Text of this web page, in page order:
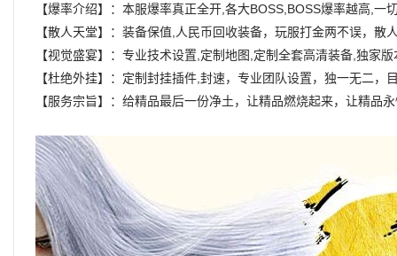
【爆率介绍】：本服爆率真正全开,各大BOSS,BOSS爆率越高,一
【散人天堂】：装备保值,人民币回收装备，玩服打金两不误，散
【视觉盛宴】：专业技术设置,定制地图,定制全套高清装备,独家
【杜绝外挂】：定制封挂插件,封速，专业团队设置，独一无二，
【服务宗旨】：给精品最后一份净土，让精品燃烧起来，让精品